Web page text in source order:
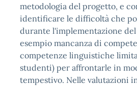
metodologia del progetto, e
identificare le difficoltà che
durante l'implementazione
esempio mancanza di
competenze linguistiche
studenti) per affrontarle in
tempestivo. Nelle valutazioni